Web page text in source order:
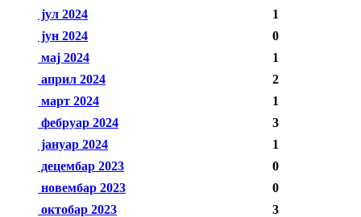
јул 2024
1
јун 2024
0
мај 2024
1
април 2024
2
март 2024
1
фебруар 2024
3
јануар 2024
1
децембар 2023
0
новембар 2023
0
октобар 2023
3